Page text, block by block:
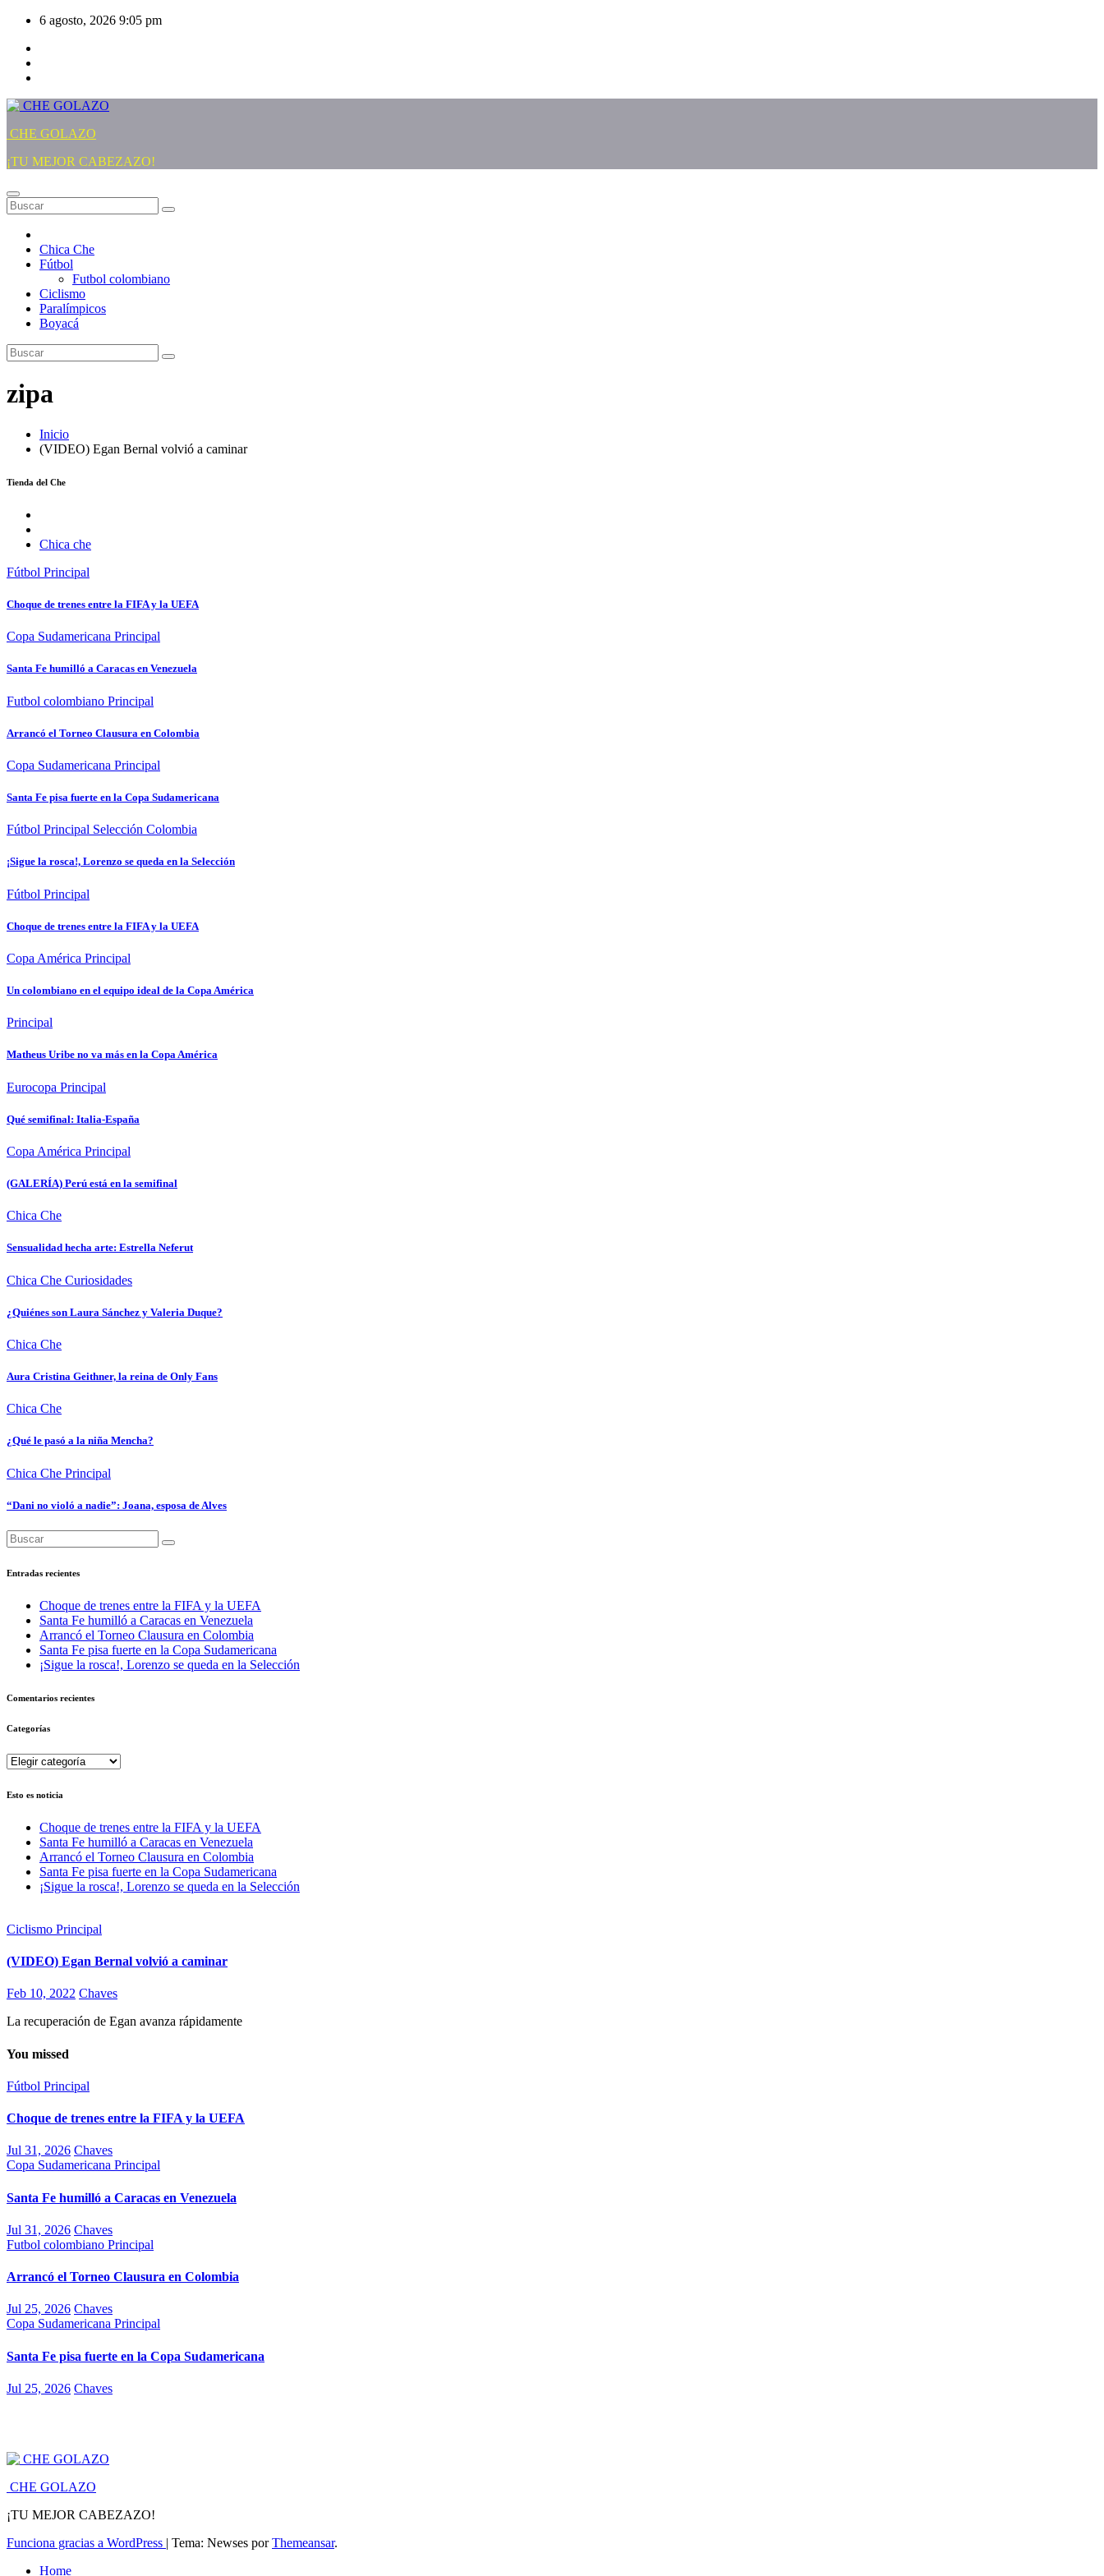
Saltar
contenido
6 agosto, 2026 9:05 pm
CHE GOLAZO
¡TU MEJOR CABEZAZO!
Chica Che
Fútbol
Futbol colombiano
Ciclismo
Paralímpicos
Boyacá
zipa
Inicio
(VIDEO) Egan Bernal volvió a caminar
Tienda del Che
Chica che
Fútbol Principal
Choque de trenes entre la FIFA y la UEFA
Copa Sudamericana Principal
Santa Fe humilló a Caracas en Venezuela
Futbol colombiano Principal
Arrancó el Torneo Clausura en Colombia
Copa Sudamericana Principal
Santa Fe pisa fuerte en la Copa Sudamericana
Fútbol Principal Selección Colombia
¡Sigue la rosca!, Lorenzo se queda en la Selección
Fútbol Principal
Choque de trenes entre la FIFA y la UEFA
Copa América Principal
Un colombiano en el equipo ideal de la Copa América
Principal
Matheus Uribe no va más en la Copa América
Eurocopa Principal
Qué semifinal: Italia-España
Copa América Principal
(GALERÍA) Perú está en la semifinal
Chica Che
Sensualidad hecha arte: Estrella Neferut
Chica Che Curiosidades
¿Quiénes son Laura Sánchez y Valeria Duque?
Chica Che
Aura Cristina Geithner, la reina de Only Fans
Chica Che
¿Qué le pasó a la niña Mencha?
Chica Che Principal
“Dani no violó a nadie”: Joana, esposa de Alves
Entradas recientes
Choque de trenes entre la FIFA y la UEFA
Santa Fe humilló a Caracas en Venezuela
Arrancó el Torneo Clausura en Colombia
Santa Fe pisa fuerte en la Copa Sudamericana
¡Sigue la rosca!, Lorenzo se queda en la Selección
Comentarios recientes
Categorías
Categorías
Esto es noticia
Choque de trenes entre la FIFA y la UEFA
Santa Fe humilló a Caracas en Venezuela
Arrancó el Torneo Clausura en Colombia
Santa Fe pisa fuerte en la Copa Sudamericana
¡Sigue la rosca!, Lorenzo se queda en la Selección
Ciclismo Principal
(VIDEO) Egan Bernal volvió a caminar
Feb 10, 2022 Chaves
La recuperación de Egan avanza rápidamente
You missed
Fútbol Principal
Choque de trenes entre la FIFA y la UEFA
Jul 31, 2026 Chaves
Copa Sudamericana Principal
Santa Fe humilló a Caracas en Venezuela
Jul 31, 2026 Chaves
Futbol colombiano Principal
Arrancó el Torneo Clausura en Colombia
Jul 25, 2026 Chaves
Copa Sudamericana Principal
Santa Fe pisa fuerte en la Copa Sudamericana
Jul 25, 2026 Chaves
CHE GOLAZO
¡TU MEJOR CABEZAZO!
Funciona gracias a WordPress | Tema: Newses porThemeansar.
Home